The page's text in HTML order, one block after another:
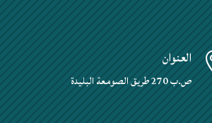
العنوان
ص.ب 270 طريق الصومعة البليدة